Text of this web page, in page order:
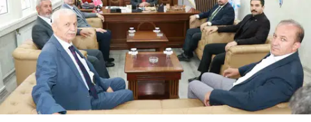
Burdur
Bursa
Çanakkale
Çankırı